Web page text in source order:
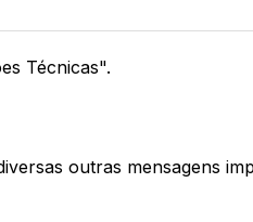
Técnicas".
outras mensagens